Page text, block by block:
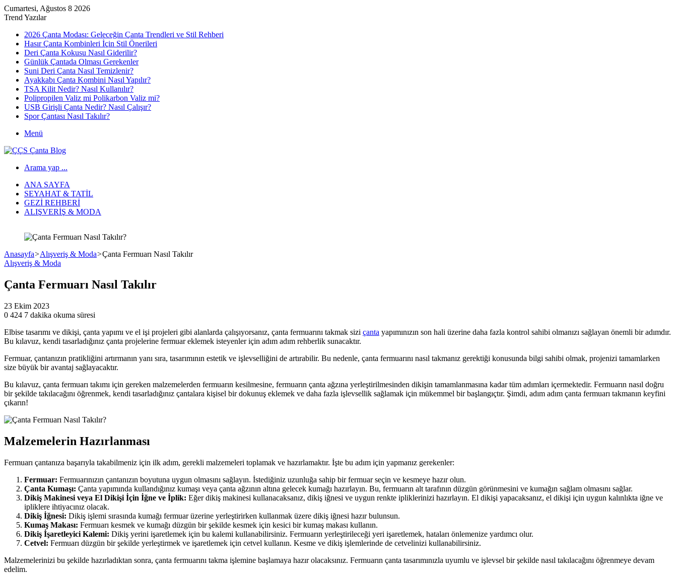
Cumartesi, Ağustos 8 2026
Trend Yazılar
2026 Çanta Modası: Geleceğin Çanta Trendleri ve Stil Rehberi
Hasır Çanta Kombinleri İçin Stil Önerileri
Deri Çanta Kokusu Nasıl Giderilir?
Günlük Çantada Olması Gerekenler
Suni Deri Çanta Nasıl Temizlenir?
Ayakkabı Çanta Kombini Nasıl Yapılır?
TSA Kilit Nedir? Nasıl Kullanılır?
Polipropilen Valiz mi Polikarbon Valiz mi?
USB Girişli Çanta Nedir? Nasıl Çalışır?
Spor Çantası Nasıl Takılır?
Menü
Arama yap ...
ANA SAYFA
SEYAHAT & TATIL
GEZI REHBERI
ALIŞVERIŞ & MODA
Anasayfa>Alışveriş & Moda>Çanta Fermuarı Nasıl Takılır
Alışveriş & Moda
Çanta Fermuarı Nasıl Takılır
23 Ekim 2023
0 424 7 dakika okuma süresi
Elbise tasarımı ve dikişi, çanta yapımı ve el işi projeleri gibi alanlarda çalışıyorsanız, çanta fermuarını takmak sizi çanta yapımınızın son hali üzerine daha fazla kontrol sahibi olmanızı sağlayan önemli bir adımdır.
Bu kılavuz, kendi tasarladığınız çanta projelerine fermuar eklemek isteyenler için adım adım rehberlik sunacaktır.
Fermuar, çantanızın pratikliğini artırmanın yanı sıra, tasarımının estetik ve işlevselliğini de artırabilir. Bu nedenle, çanta fermuarını nasıl takmanız gerektiği konusunda bilgi sahibi olmak, projenizi tamamlarken
size büyük bir avantaj sağlayacaktır.
Bu kılavuz, çanta fermuarı takımı için gereken malzemelerden fermuarın kesilmesine, fermuarın çanta ağzına yerleştirilmesinden dikişin tamamlanmasına kadar tüm adımları içermektedir. Fermuarın nasıl doğru
bir şekilde takılacağını öğrenmek, kendi tasarladığınız çantalara kişisel bir dokunuş eklemek ve daha fazla işlevsellik sağlamak için mükemmel bir başlangıçtır. Şimdi, adım adım çanta fermuarı takmanın keyfini
çıkarın!
Malzemelerin Hazırlanması
Fermuarı çantanıza başarıyla takabilmeniz için ilk adım, gerekli malzemeleri toplamak ve hazırlamaktır. İşte bu adım için yapmanız gerekenler:
Fermuar: Fermuarınızın çantanızın boyutuna uygun olmasını sağlayın. İstediğiniz uzunluğa sahip bir fermuar seçin ve kesmeye hazır olun.
Çanta Kumaşı: Çanta yapımında kullandığınız kumaşı veya çanta ağzının altına gelecek kumağı hazırlayın. Bu, fermuarın alt tarafının düzgün görünmesini ve kumağın sağlam olmasını sağlar.
Dikiş Makinesi veya El Dikişi İçin İğne ve İplik: Eğer dikiş makinesi kullanacaksanız, dikiş iğnesi ve uygun renkte ipliklerinizi hazırlayın. El dikişi yapacaksanız, el dikişi için uygun kalınlıkta iğne ve
ipliklere ihtiyacınız olacak.
Dikiş İğnesi: Dikiş işlemi sırasında kumağı fermuar üzerine yerleştirirken kullanmak üzere dikiş iğnesi hazır bulunsun.
Kumaş Makası: Fermuarı kesmek ve kumağı düzgün bir şekilde kesmek için kesici bir kumaş makası kullanın.
Dikiş İşaretleyici Kalemi: Dikiş yerini işaretlemek için bu kalemi kullanabilirsiniz. Fermuarın yerleştirileceği yeri işaretlemek, hataları önlemenize yardımcı olur.
Cetvel: Fermuarı düzgün bir şekilde yerleştirmek ve işaretlemek için cetvel kullanın. Kesme ve dikiş işlemlerinde de cetvelinizi kullanabilirsiniz.
Malzemelerinizi bu şekilde hazırladıktan sonra, çanta fermuarını takma işlemine başlamaya hazır olacaksınız. Fermuarın çanta tasarımınızla uyumlu ve işlevsel bir şekilde nasıl takılacağını öğrenmeye devam
edelim.